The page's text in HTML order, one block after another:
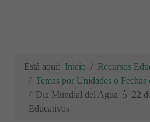
Está aquí: Inicio
Recursos
Temas por Unidades o Fechas
Día Mundial del Agua 💧 22
Educativos